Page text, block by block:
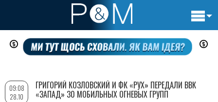
Перейти
содержанию
09:08
28.10
ГРИГОРИЙ КОЗЛОВСКИЙ И ФК «РУХ» ПЕРЕДАЛИ ВВК
«ЗАПАД» 30 МОБИЛЬНЫХ ОГНЕВЫХ ГРУПП